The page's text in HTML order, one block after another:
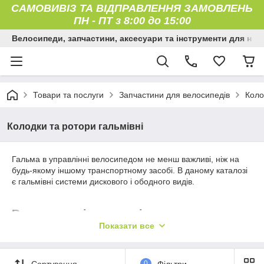
САМОВИВІЗ ТА ВІДПРАВЛЕННЯ ЗАМОВЛЕНЬ
ПН - ПТ з 8:00 до 15:00
Велосипеди, запчастини, аксесуари та інструменти для них
Товари та послуги Запчастини для велосипедів
Колодки та ротори гальмівні
Гальма в управлінні велосипедом не менш важливі, ніж на
будь-якому іншому транспортному засобі. В даному каталозі
є гальмівні системи дискового і ободного видів.
Велосипедні гальмові колодки
Принцип обідний системи полягає в передачі зусилля від
ручки гальма до важелів за допомогою троса. Важелі
Показати все